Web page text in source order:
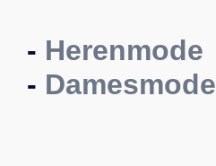
- Herenmode
- Damesmode